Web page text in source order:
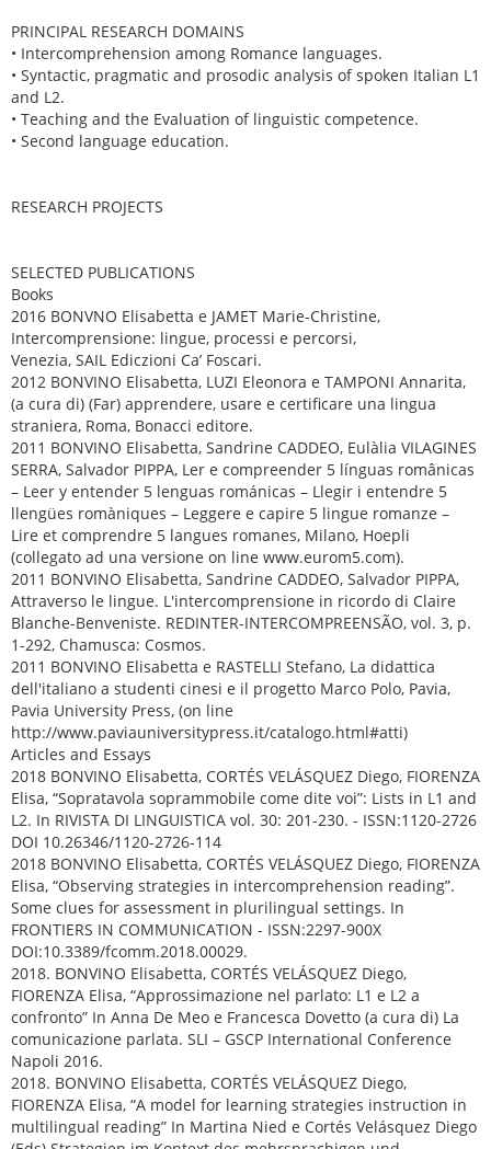
PRINCIPAL RESEARCH DOMAINS
• Intercomprehension among Romance languages.
• Syntactic, pragmatic and prosodic analysis of spoken Italian L1
and L2.
• Teaching and the Evaluation of linguistic competence.
• Second language education.
RESEARCH PROJECTS
SELECTED PUBLICATIONS
Books
2016 BONVNO Elisabetta e JAMET Marie-Christine,
Intercomprensione: lingue, processi e percorsi,
Venezia, SAIL Ediczioni Ca’ Foscari.
2012 BONVINO Elisabetta, LUZI Eleonora e TAMPONI Annarita,
(a cura di) (Far) apprendere, usare e certificare una lingua
straniera, Roma, Bonacci editore.
2011 BONVINO Elisabetta, Sandrine CADDEO, Eulàlia VILAGINES
SERRA, Salvador PIPPA, Ler e compreender 5 línguas românicas
– Leer y entender 5 lenguas románicas – Llegir i entendre 5
llengües romàniques – Leggere e capire 5 lingue romanze –
Lire et comprendre 5 langues romanes, Milano, Hoepli
(collegato ad una versione on line www.eurom5.com).
2011 BONVINO Elisabetta, Sandrine CADDEO, Salvador PIPPA,
Attraverso le lingue. L'intercomprensione in ricordo di Claire
Blanche-Benveniste. REDINTER-INTERCOMPREENSÃO, vol. 3, p.
1-292, Chamusca: Cosmos.
2011 BONVINO Elisabetta e RASTELLI Stefano, La didattica
dell'italiano a studenti cinesi e il progetto Marco Polo, Pavia,
Pavia University Press, (on line
http://www.paviauniversitypress.it/catalogo.html#atti)
Articles and Essays
2018 BONVINO Elisabetta, CORTÉS VELÁSQUEZ Diego, FIORENZA
Elisa, “Sopratavola soprammobile come dite voi”: Lists in L1 and
L2. In RIVISTA DI LINGUISTICA vol. 30: 201-230. - ISSN:1120-2726
DOI 10.26346/1120-2726-114
2018 BONVINO Elisabetta, CORTÉS VELÁSQUEZ Diego, FIORENZA
Elisa, “Observing strategies in intercomprehension reading”.
Some clues for assessment in plurilingual settings. In
FRONTIERS IN COMMUNICATION - ISSN:2297-900X
DOI:10.3389/fcomm.2018.00029.
2018. BONVINO Elisabetta, CORTÉS VELÁSQUEZ Diego,
FIORENZA Elisa, “Approssimazione nel parlato: L1 e L2 a
confronto” In Anna De Meo e Francesca Dovetto (a cura di) La
comunicazione parlata. SLI – GSCP International Conference
Napoli 2016.
2018. BONVINO Elisabetta, CORTÉS VELÁSQUEZ Diego,
FIORENZA Elisa, “A model for learning strategies instruction in
multilingual reading” In Martina Nied e Cortés Velásquez Diego